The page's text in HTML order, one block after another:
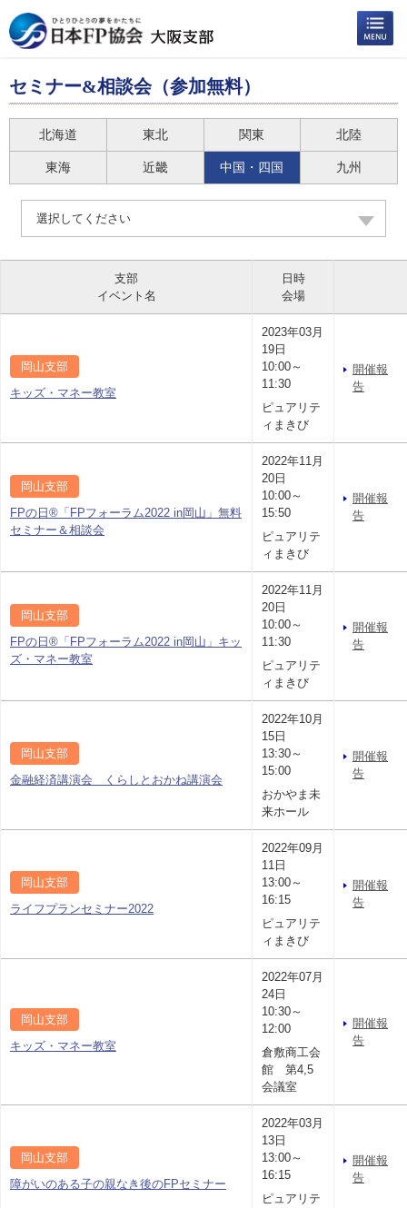
セミナー&相談会（参加無料）
北海道 東北 関東 北陸
東海 近畿 中国・四国 九州
選択してください
支部
イベント名
日時
会場
岡山支部
キッズ・マネー教室
2023年03月
19日
10:00～
11:30
ピュアリテ
ィまきび
開催報
告
岡山支部
FPの日®「FPフォーラム2022 in岡山」無料
セミナー＆相談会
2022年11月
20日
10:00～
15:50
ピュアリテ
ィまきび
開催報
告
岡山支部
FPの日®「FPフォーラム2022 in岡山」キッ
ズ・マネー教室
2022年11月
20日
10:00～
11:30
ピュアリテ
ィまきび
開催報
告
岡山支部
金融経済講演会 くらしとおかね講演会
2022年10月
15日
13:30～
15:00
おかやま未
来ホール
開催報
告
岡山支部
ライフプランセミナー2022
2022年09月
11日
13:00～
16:15
ピュアリテ
ィまきび
開催報
告
岡山支部
キッズ・マネー教室
2022年07月
24日
10:30～
12:00
倉敷商工会
館 第4,5
会議室
開催報
告
岡山支部
障がいのある子の親なき後のFPセミナー
2022年03月
13日
13:00～
16:15
ピュアリテ
開催報
告